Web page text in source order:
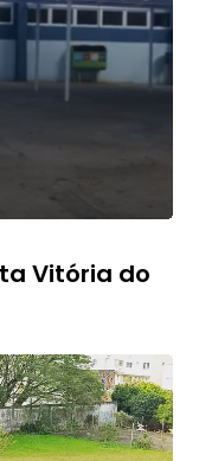
Vitória do